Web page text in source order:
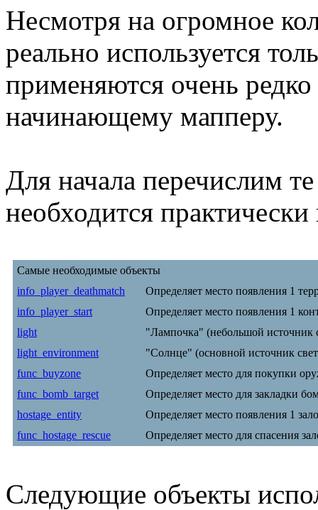
Несмотря на огромное
реально используется
применяются очень
начинающему мапперу.
Для начала перечислим
необходится
Самые необходимые объекты
info_player_deathmatch
Определяет место появления 1
info_player_start
Определяет место появления 1
light
"Лампочка" (небольшой источник
light_environment
"Солнце" (основной источник
func_buyzone
Определяет место для покупки
func_bomb_target
Определяет место для закладки
hostage_entity
Определяет место появления 1
func_hostage_rescue
Определяет место для спасения
Следующие объекты